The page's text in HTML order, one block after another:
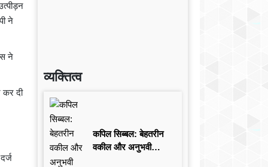
ने
ने
कर दी
व्यक्तित्व
कपिल सिब्बल: बेहतरीन
वकील और अनुभवी